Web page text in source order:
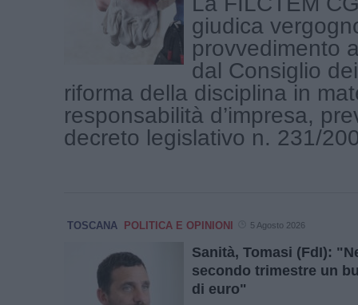
giudica
provvedimento
dal Consiglio
riforma della disciplina in
responsabilità d’impresa,
decreto legislativo n. 231/
TOSCANA POLITICA E OPINIONI 5 Agosto 2026
Sanità, Tomasi (FdI):
secondo trimestre un
di euro"